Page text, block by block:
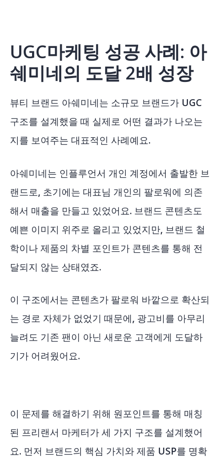
UGC마케팅 성공 사례: 아
쉐미네의 도달 2배 성장
뷰티 브랜드 아쉐미네는 소규모 브랜드가 UGC
구조를 설계했을 때 실제로 어떤 결과가 나오는
지를 보여주는 대표적인 사례예요.
아쉐미네는 인플루언서 개인 계정에서 출발한 브
랜드로, 초기에는 대표님 개인의 팔로워에 의존
해서 매출을 만들고 있었어요. 브랜드 콘텐츠도
예쁜 이미지 위주로 올리고 있었지만, 브랜드 철
학이나 제품의 차별 포인트가 콘텐츠를 통해 전
달되지 않는 상태였죠.
이 구조에서는 콘텐츠가 팔로워 바깥으로 확산되
는 경로 자체가 없었기 때문에, 광고비를 아무리
늘려도 기존 팬이 아닌 새로운 고객에게 도달하
기가 어려웠어요.
이 문제를 해결하기 위해 원포인트를 통해 매칭
된 프리랜서 마케터가 세 가지 구조를 설계했어
요. 먼저 브랜드의 핵심 가치와 제품 USP를 명확